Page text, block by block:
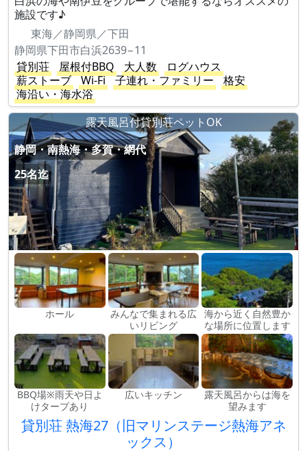
施設です♪
東海／静岡県／下田
静岡県下田市白浜2639−11
貸別荘
屋根付BBQ 大人数
ログハウス
薪ストーブ
Wi-Fi 子連れ・ファミリー
格安
海沿い・海水浴
露天風呂付貸別荘ペットOK
静岡・南熱海・多賀・網代
25名迄
ホール
みんなで集まれる広
いリビング
海から近く自然豊か
な場所に位置します
BBQ場※雨天や日よ
けタープあり
広いキッチン
露天風呂からは海を
望みます
貸別荘 熱海27（旧マリンステージ熱海アネ
ックス）